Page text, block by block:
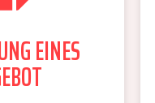
EINES